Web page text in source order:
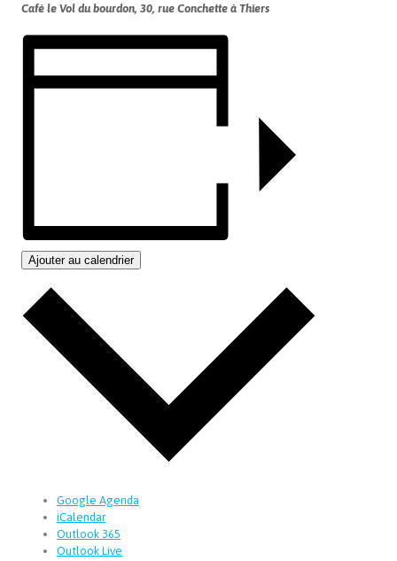
Café le Vol du bourdon, 30, rue Conchette à Thiers
Ajouter au calendrier
Google Agenda
iCalendar
Outlook 365
Outlook Live